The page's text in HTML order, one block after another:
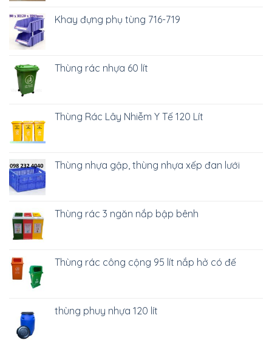
Khay đựng phụ tùng 716-719
Thùng rác nhựa 60 lít
Thùng Rác Lây Nhiễm Y Tế 120 Lít
Thùng nhựa gập, thùng nhựa xếp đan lưới
Thùng rác 3 ngăn nắp bập bênh
Thùng rác công cộng 95 lít nắp hở có đế
thùng phuy nhựa 120 lít